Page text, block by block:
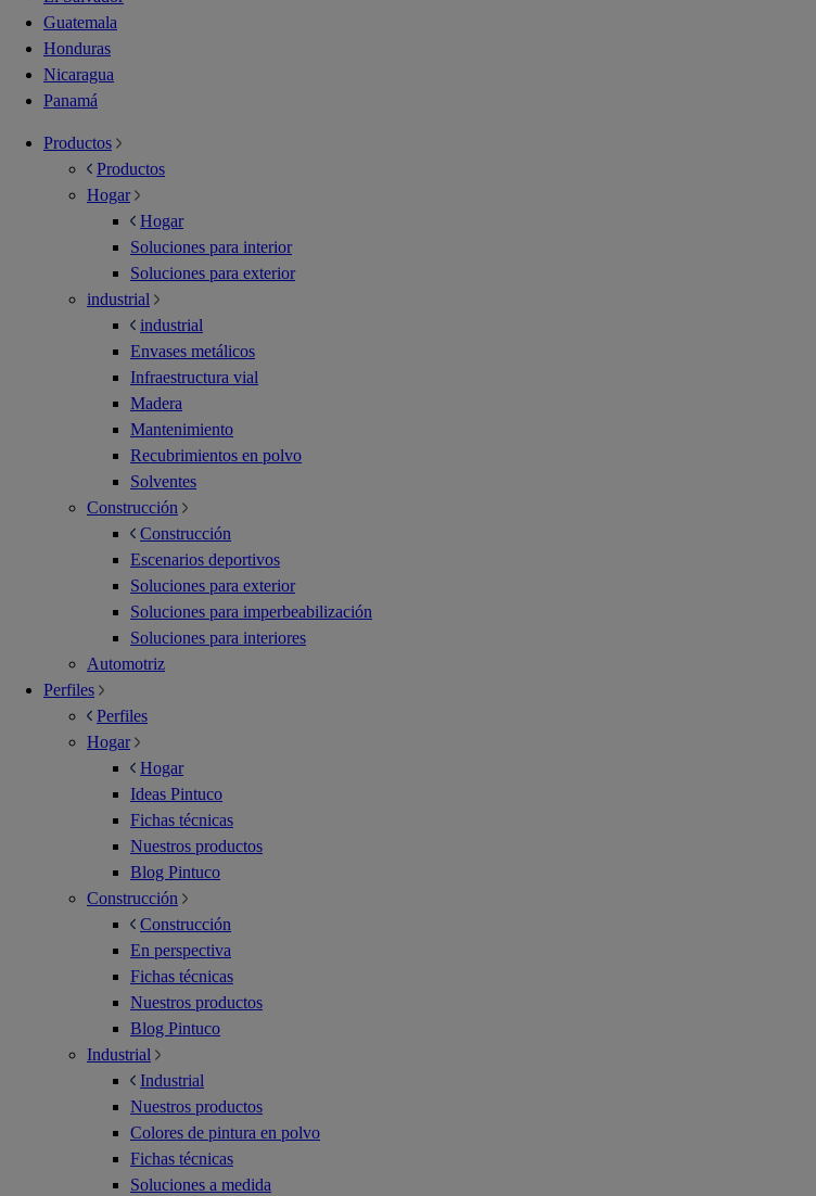
Guatemala
Honduras
Nicaragua
Panamá
Productos
Productos
Hogar
Hogar
Soluciones para interior
Soluciones para exterior
industrial
industrial
Envases metálicos
Infraestructura vial
Madera
Mantenimiento
Recubrimientos en polvo
Solventes
Construcción
Construcción
Escenarios deportivos
Soluciones para exterior
Soluciones para imperbeabilización
Soluciones para interiores
Automotriz
Perfiles
Perfiles
Hogar
Hogar
Ideas Pintuco
Fichas técnicas
Nuestros productos
Blog Pintuco
Construcción
Construcción
En perspectiva
Fichas técnicas
Nuestros productos
Blog Pintuco
Industrial
Industrial
Nuestros productos
Colores de pintura en polvo
Fichas técnicas
Soluciones a medida